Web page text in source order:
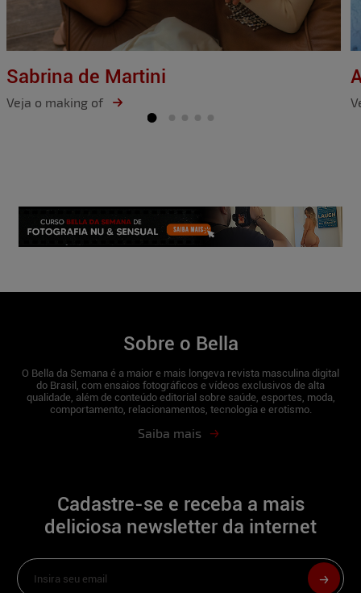
Sabrina de Martini
Veja o making of
Sobre o Bella
O Bella da Semana é a maior e mais longeva revista masculina digital
do Brasil, com ensaios fotográficos e vídeos exclusivos de alta
qualidade, além de conteúdo editorial sobre saúde, esportes, moda,
comportamento, relacionamentos, tecnologia e erotismo.
Saiba mais
Cadastre-se e receba a mais
deliciosa newsletter da internet